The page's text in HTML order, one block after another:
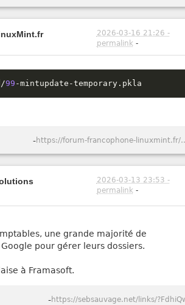
2026-03-16 21:26 -
permalink -
/99 -mintupdate -temporary . pkla
- https://forum-
2026-03-13 23:53 -
permalink -
une grande majorité de
pour gérer leurs dossiers.
à Framasoft.
-https://sebsauvage.net/links/